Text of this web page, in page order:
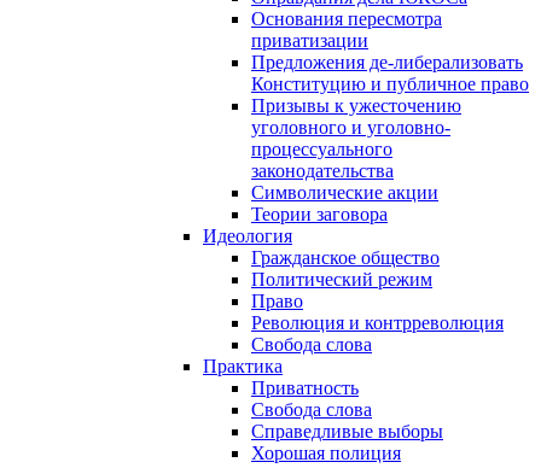
Основания пересмотра
приватизации
Предложения де-либерализовать
Конституцию и публичное право
Призывы к ужесточению
уголовного и уголовно-
процессуального
законодательства
Символические акции
Теории заговора
Идеология
Гражданское общество
Политический режим
Право
Революция и контрреволюция
Свобода слова
Практика
Приватность
Свобода слова
Справедливые выборы
Хорошая полиция